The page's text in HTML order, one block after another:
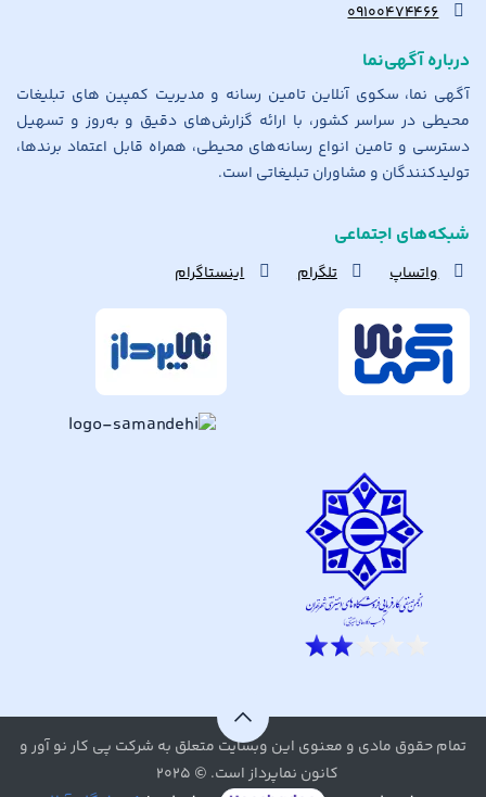
۰۹۱۰۰۴۷۴۴۶۶
درباره آگهی‌نما
آگهی نما، سکوی آنلاین تامین رسانه و مدیریت کمپین های تبلیغات
محیطی در سراسر کشور، با ارائه گزارش‌های دقیق و به‌روز و تسهیل
دسترسی و تامین انواع رسانه‌های محیطی، همراه قابل اعتماد برندها،
تولیدکنندگان و مشاوران تبلیغاتی است.
شبکه‌های اجتماعی
واتساپ تلگرام اینستاگرام
تمام حقوق مادی و معنوی این وبسایت متعلق به شرکت پی کار نو آور و
کانون نماپرداز است. © ۲۰۲۵